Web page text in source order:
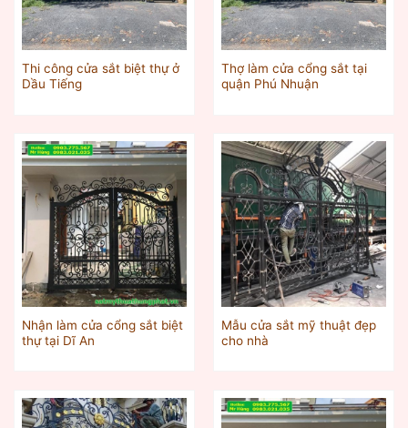
Thi công cửa sắt biệt thự ở
Dầu Tiếng
Thợ làm cửa cổng sắt tại
quận Phú Nhuận
Nhận làm cửa cổng sắt biệt
thự tại Dĩ An
Mẫu cửa sắt mỹ thuật đẹp
cho nhà